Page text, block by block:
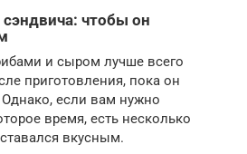
сэндвича: чтобы он
и сыром лучше всего
приготовления, пока он
Однако, если вам нужно
время, есть несколько
вкусным.